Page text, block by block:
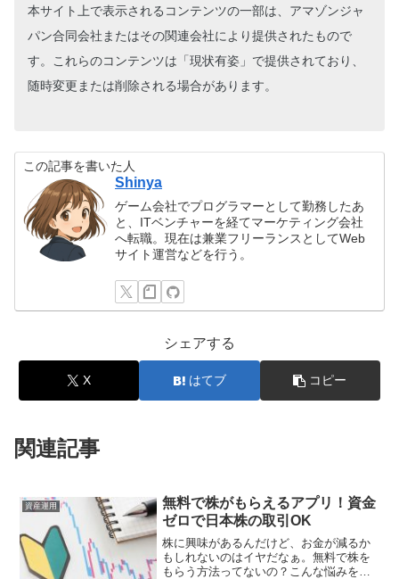
本サイト上で表示されるコンテンツの一部は、アマゾンジャ
パン合同会社またはその関連会社により提供されたもので
す。これらのコンテンツは「現状有姿」で提供されており、
随時変更または削除される場合があります。
この記事を書いた人
Shinya
ゲーム会社でプログラマーとして勤務したあ
と、ITベンチャーを経てマーケティング会社
へ転職。現在は兼業フリーランスとしてWeb
サイト運営などを行う。
シェアする
X はてブ コピー
関連記事
資産運用
無料で株がもらえるアプリ！資金
ゼロで日本株の取引OK
株に興味があるんだけど、お金が減るか
もしれないのはイヤだなぁ。無料で株を
もらう方法ってないの？こんな悩みを解